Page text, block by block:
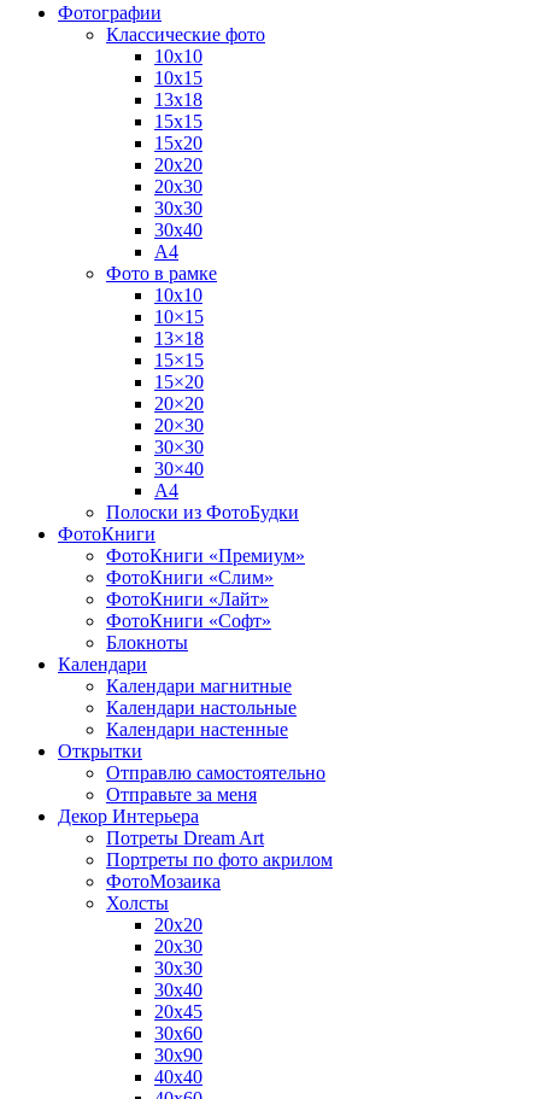
Фотографии
Классические фото
10х10
10х15
13х18
15х15
15х20
20х20
20х30
30х30
30х40
А4
Фото в рамке
10х10
10×15
13×18
15×15
15×20
20×20
20×30
30×30
30×40
A4
Полоски из ФотоБудки
ФотоКниги
ФотоКниги «Премиум»
ФотоКниги «Слим»
ФотоКниги «Лайт»
ФотоКниги «Софт»
Блокноты
Календари
Календари магнитные
Календари настольные
Календари настенные
Открытки
Отправлю самостоятельно
Отправьте за меня
Декор Интерьера
Потреты Dream Art
Портреты по фото акрилом
ФотоМозаика
Холсты
20х20
20х30
30х30
30х40
20х45
30х60
30х90
40х40